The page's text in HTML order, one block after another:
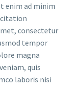
enim ad minim
consectetur
tempor
magna
quis
laboris nisi